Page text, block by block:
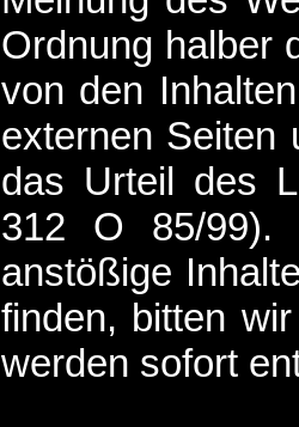
Ordnung halber
von den
externen Seiten
das Urteil des
312 O 85/99).
anstößige
finden, bitten
werden sofort